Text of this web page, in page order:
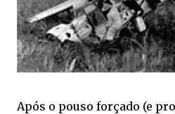
Após o pouso forçado (e